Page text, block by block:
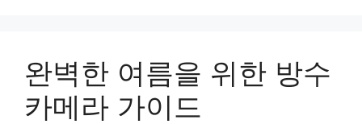
완벽한 여름을 위한 방수
카메라 가이드